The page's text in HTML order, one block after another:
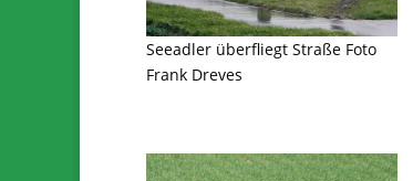
Seeadler überfliegt Straße Foto
Frank Dreves